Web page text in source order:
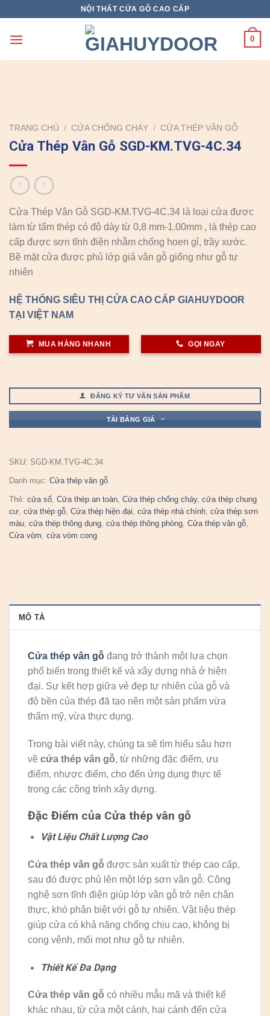
content
NỘI THẤT CỬA GỖ CAO CẤP
0
TRANG CHỦ / CỬA CHỐNG CHÁY / CỬA THÉP VÂN GỖ
Cửa Thép Vân Gỗ SGD-KM.TVG-4C.34
Cửa Thép Vân Gỗ SGD-KM.TVG-4C.34 là loại cửa được
làm từ tấm thép có độ dày từ 0,8 mm-1.00mm , là thép cao
cấp được sơn tĩnh điện nhằm chống hoen gỉ, trầy xước.
Bề mặt cửa được phủ lớp giả vân gỗ giống như gỗ tự
nhiên
HỆ THỐNG SIÊU THỊ CỬA CAO CẤP GIAHUYDOOR
TẠI VIỆT NAM
MUA HÀNG NHANH GỌI NGAY
ĐĂNG KÝ TƯ VẤN SẢN PHẨM
TẢI BẢNG GIÁ
SKU: SGD-KM.TVG-4C.34
Danh mục: Cửa thép vân gỗ
Thẻ: cửa sổ, Cửa thép an toàn, Cửa thép chống cháy, cửa thép chung
cư, cửa thép gỗ, Cửa thép hiện đại, cửa thép nhà chính, cửa thép sơn
màu, cửa thép thông dụng, cửa thép thông phòng, Cửa thép vân gỗ,
Cửa vòm, cửa vòm cong
MÔ TẢ
Cửa thép vân gỗ đang trở thành một lựa chọn
phổ biến trong thiết kế và xây dựng nhà ở hiện
đại. Sự kết hợp giữa vẻ đẹp tự nhiên của gỗ và
độ bền của thép đã tạo nên một sản phẩm vừa
thẩm mỹ, vừa thực dụng.
Trong bài viết này, chúng ta sẽ tìm hiểu sâu hơn
về cửa thép vân gỗ, từ những đặc điểm, ưu
điểm, nhược điểm, cho đến ứng dụng thực tế
trong các công trình xây dựng.
Đặc Điểm của Cửa thép vân gỗ
Vật Liệu Chất Lượng Cao
Cửa thép vân gỗ được sản xuất từ thép cao cấp,
sau đó được phủ lên một lớp sơn vân gỗ. Công
nghệ sơn tĩnh điện giúp lớp vân gỗ trở nên chân
thực, khó phân biệt với gỗ tự nhiên. Vật liệu thép
giúp cửa có khả năng chống chịu cao, không bị
cong vênh, mối mọt như gỗ tự nhiên.
Thiết Kế Đa Dạng
Cửa thép vân gỗ có nhiều mẫu mã và thiết kế
khác nhau, từ cửa một cánh, hai cánh đến cửa